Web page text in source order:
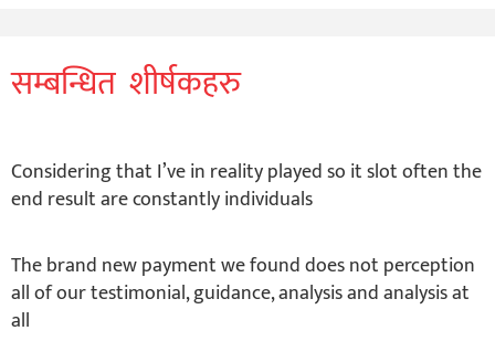
सम्बन्धित शीर्षकहरु
Considering that I’ve in reality played so it slot often the
end result are constantly individuals
The brand new payment we found does not perception
all of our testimonial, guidance, analysis and analysis at
all